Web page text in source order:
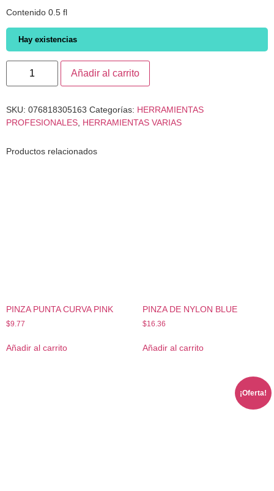
Contenido 0.5 fl
Hay existencias
Añadir al carrito
SKU: 076818305163 Categorías: HERRAMIENTAS
PROFESIONALES HERRAMIENTAS VARIAS
Productos relacionados
PINZA PUNTA CURVA PINK
$9.77
Añadir al carrito
PINZA DE NYLON BLUE
$16.36
Añadir al carrito
¡Oferta!